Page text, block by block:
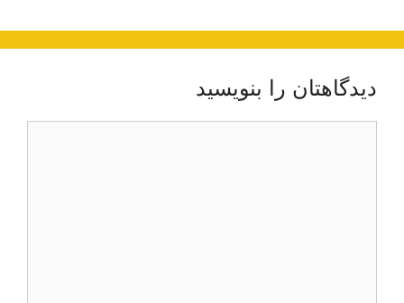
دیدگاهتان را بنویسید